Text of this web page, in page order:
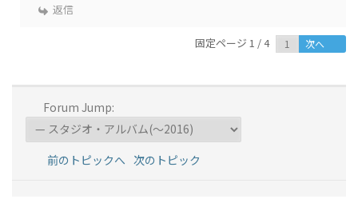
返信
固定ページ 1 / 4 次へ
Forum Jump:
前のトピックへ 次のトピック